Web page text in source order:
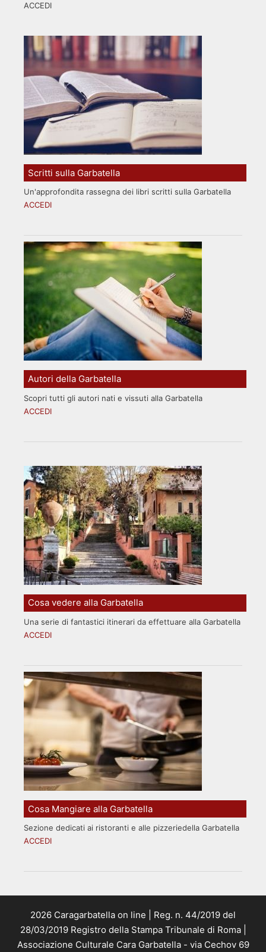
ACCEDI
Scritti sulla Garbatella
Un'approfondita rassegna dei libri scritti sulla Garbatella
ACCEDI
Autori della Garbatella
Scopri tutti gli autori nati e vissuti alla Garbatella
ACCEDI
Cosa vedere alla Garbatella
Una serie di fantastici itinerari da effettuare alla Garbatella
ACCEDI
Cosa Mangiare alla Garbatella
Sezione dedicati ai ristoranti e alle pizzeriedella Garbatella
ACCEDI
2026 Caragarbatella on line | Reg. n. 44/2019 del
28/03/2019 Registro della Stampa Tribunale di Roma |
Associazione Culturale Cara Garbatella - via Cechov 69